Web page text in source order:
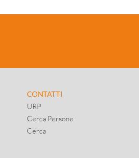
CONTATTI
URP
Cerca Persone
Cerca